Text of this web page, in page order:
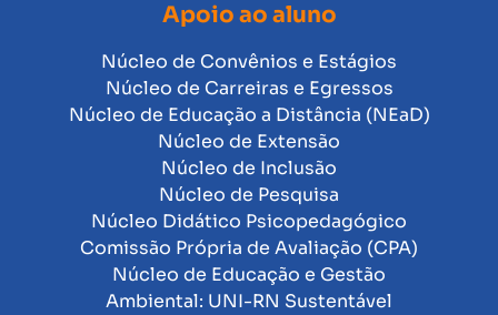
Apoio ao aluno
Núcleo de Convênios e Estágios
Núcleo de Carreiras e Egressos
Núcleo de Educação a Distância (NEaD)
Núcleo de Extensão
Núcleo de Inclusão
Núcleo de Pesquisa
Núcleo Didático Psicopedagógico
Comissão Própria de Avaliação (CPA)
Núcleo de Educação e Gestão
Ambiental: UNI-RN Sustentável